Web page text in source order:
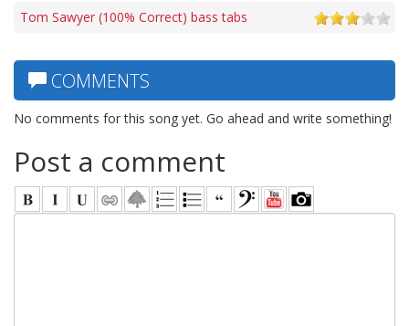
Tom Sawyer (100% Correct) bass tabs
COMMENTS
No comments for this song yet. Go ahead and write something!
Post a comment